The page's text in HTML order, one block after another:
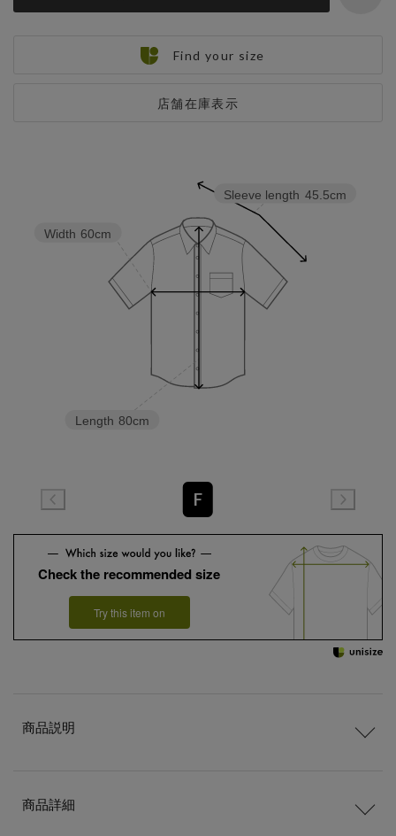
店舗在庫表示
Find your size
Sleeve length 45.5cm
Length 80cm
Width 60cm
F
Check the recommended size
Try this item on
商品説明
商品詳細